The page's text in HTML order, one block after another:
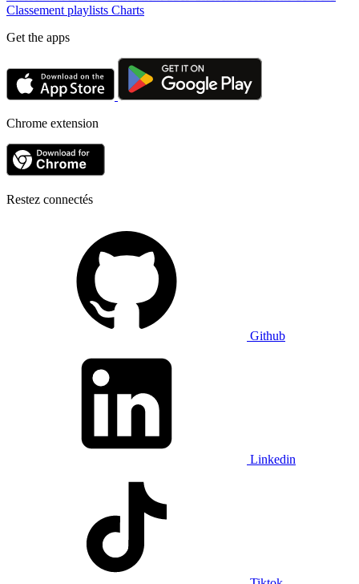
Classement playlists Charts
Get the apps
Chrome extension
Restez connectés
Github
Linkedin